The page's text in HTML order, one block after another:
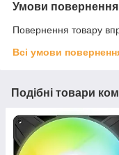
Умови повернення
Повернення товару
Всі умови
Подібні товари